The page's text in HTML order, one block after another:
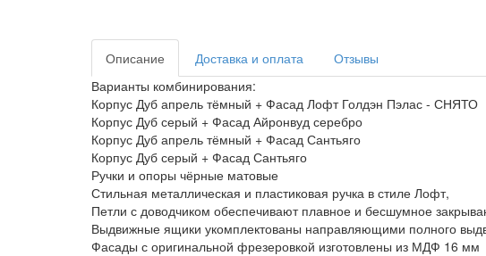
Описание Доставка и оплата
Отзывы
Варианты комбинирования:
Корпус Дуб апрель тёмный + Фасад Лофт Голдэн Пэлас - СНЯТО
Корпус Дуб серый + Фасад Айронвуд серебро
Корпус Дуб апрель тёмный + Фасад Сантьяго
Корпус Дуб серый + Фасад Сантьяго
Ручки и опоры чёрные матовые
Стильная металлическая и пластиковая ручка в стиле Лофт,
Петли с доводчиком обеспечивают плавное и бесшумное
Выдвижные ящики укомплектованы направляющими полного
Фасады с оригинальной фрезеровкой изготовлены из МДФ 16 мм